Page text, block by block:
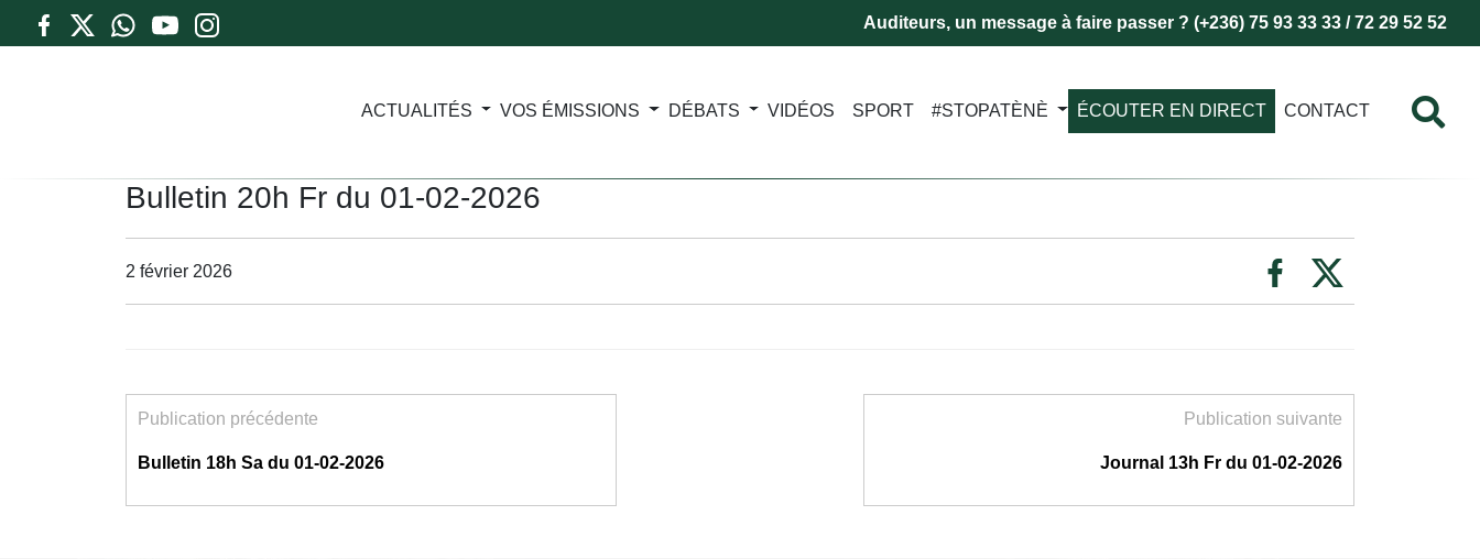
Auditeurs, un message à faire passer ? (+236) 75 93 33 33 / 72 29 52 52
ACTUALITÉS VOS ÉMISSIONS DÉBATS VIDÉOS SPORT #STOPATÈNÈ ÉCOUTER EN DIRECT CONTACT
Bulletin 20h Fr du 01-02-2026
2 février 2026
Publication précédente
Bulletin 18h Sa du 01-02-2026
Publication suivante
Journal 13h Fr du 01-02-2026